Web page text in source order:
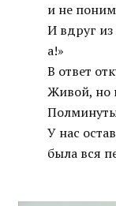
и не
И вдруг
а!»
В ответ
Живой, но
У нас
была вся